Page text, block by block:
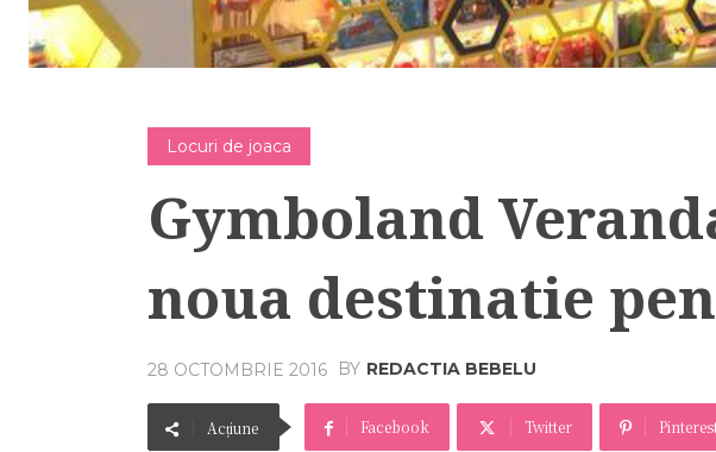
Locuri de joaca
Gymboland
noua destinatie
28 OCTOMBRIE 2016 BY REDACTIA BEBELU
Acțiune Facebook Twitter